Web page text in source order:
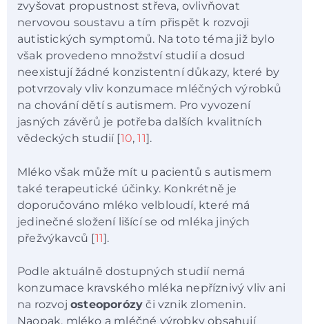
zvyšovat propustnost střeva, ovlivňovat
nervovou soustavu a tím přispět k rozvoji
autistických symptomů. Na toto téma již bylo
však provedeno množství studií a dosud
neexistují žádné konzistentní důkazy, které by
potvrzovaly vliv konzumace mléčných výrobků
na chování dětí s autismem. Pro vyvození
jasných závěrů je potřeba dalších kvalitních
vědeckých studií [10,11].
Mléko však může mít u pacientů s autismem
také terapeutické účinky. Konkrétně je
doporučováno mléko velbloudí, které má
jedinečné složení lišící se od mléka jiných
přežvýkavců [11].
Podle aktuálně dostupných studií nemá
konzumace kravského mléka nepříznivý vliv ani
na rozvoj osteoporózy či vznik zlomenin.
Naopak, mléko a mléčné výrobky obsahují